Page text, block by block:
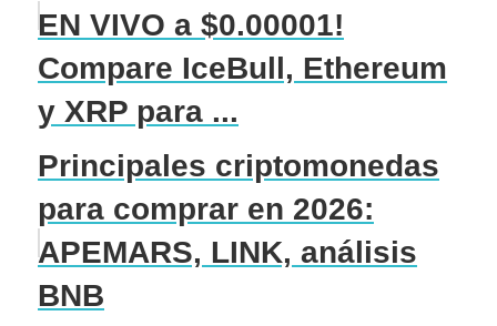
EN VIVO a $0.00001!
Compare IceBull, Ethereum
y XRP para ...
Principales criptomonedas
para comprar en 2026:
APEMARS, LINK, análisis
BNB